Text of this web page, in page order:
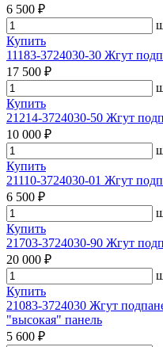
6 500 ₽
Купить
11183-3724030-30 Жгут
17 500 ₽
Купить
21214-3724030-50 Жгут
10 000 ₽
Купить
21110-3724030-01 Жгут
6 500 ₽
Купить
21703-3724030-90 Жгут
20 000 ₽
Купить
21083-3724030 Жгут
"высокая" панель
5 600 ₽